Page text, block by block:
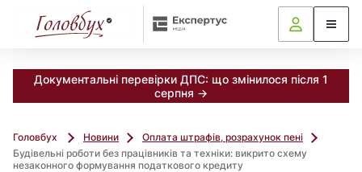
Документальні перевірки ДПС: що змінилося після 1
серпня →
Головбух Новини
Оплата штрафів, розрахунок пені
Будівельні роботи без працівників та техніки: викрито схему
незаконного формування податкового кредиту